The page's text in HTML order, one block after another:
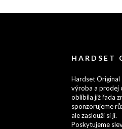
HARDSET
Hardset Original
výroba a prodej
oblíbila již řada
sponzorujeme
ale zaslouží si ji.
Poskytujeme